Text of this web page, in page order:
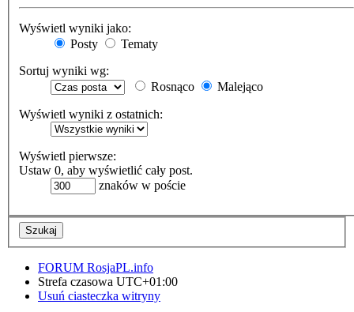
Wyświetl wyniki jako:
Posty
Tematy
Sortuj wyniki wg:
Rosnąco
Malejąco
Wyświetl wyniki z ostatnich:
Wyświetl pierwsze:
Ustaw 0, aby wyświetlić cały post.
znaków w poście
FORUM RosjaPL.info
Strefa czasowa UTC+01:00
Usuń ciasteczka witryny